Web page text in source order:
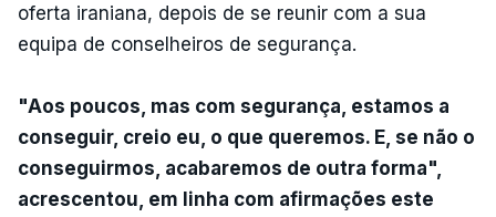
oferta iraniana, depois de se reunir com a sua
equipa de conselheiros de segurança.
"Aos poucos, mas com segurança, estamos a
conseguir, creio eu, o que queremos. E, se não o
conseguirmos, acabaremos de outra forma",
acrescentou, em linha com afirmações este